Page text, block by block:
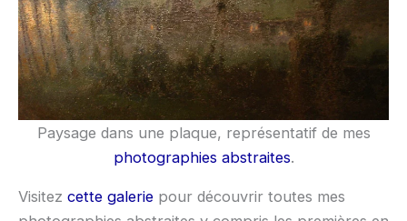
Paysage dans une plaque, représentatif de mes
photographies abstraites.
Visitez cette galerie pour découvrir toutes mes